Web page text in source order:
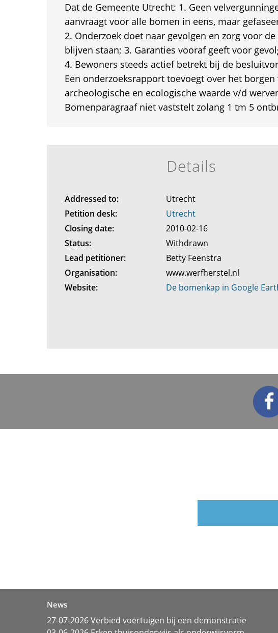
Dat de Gemeente Utrecht: 1. Geen
aanvraagt voor alle bomen in eens, maar
2. Onderzoek doet naar gevolgen en zorg voor
blijven staan; 3. Garanties vooraf geeft voor
4. Bewoners steeds actief betrekt bij de
Een onderzoeksrapport toevoegt over het borgen
archeologische en ecologische waarde v/d
Bomenparagraaf niet vaststelt zolang 1 tm 5
Details
Addressed to:
Utrecht
Petition desk:
Utrecht
Closing date:
2010-02-16
Status:
Withdrawn
Lead petitioner:
Betty Feenstra
Organisation:
www.werfherstel.nl
Website:
De bomenkap in Google
News
27-07-2026 Verbied voertuigen bij een demonstratie